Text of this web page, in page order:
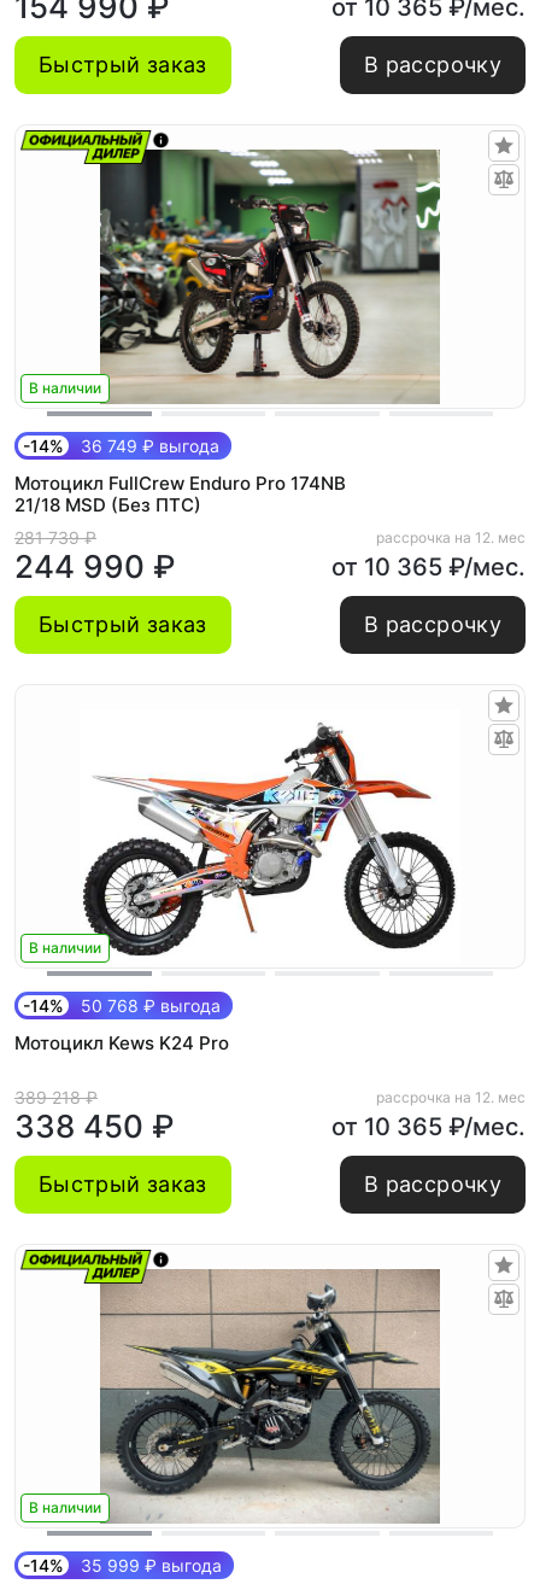
от 10 365 ₽/мес.
Быстрый заказ В рассрочку
В наличии
-14% 36 749 ₽ выгода
Мотоцикл FullCrew Enduro Pro 174NB
21/18 MSD (Без ПТС)
281 739 ₽
244 990 ₽
рассрочка на 12. мес
от 10 365 ₽/мес.
Быстрый заказ В рассрочку
В наличии
-14% 50 768 ₽ выгода
Мотоцикл Kews K24 Pro
389 218 ₽
338 450 ₽
рассрочка на 12. мес
от 10 365 ₽/мес.
Быстрый заказ В рассрочку
В наличии
-14% 35 999 ₽ выгода